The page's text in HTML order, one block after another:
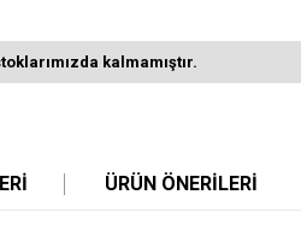
kalmamıştır.
ÜRÜN ÖNERILERI